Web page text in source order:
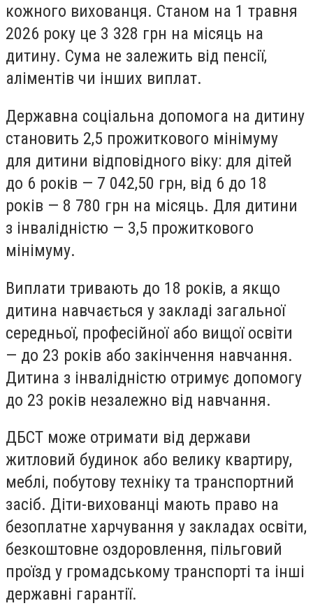
кожного вихованця. Станом на 1 травня
2026 року це 3 328 грн на місяць на
дитину. Сума не залежить від пенсії,
аліментів чи інших виплат.
Державна соціальна допомога на дитину
становить 2,5 прожиткового мінімуму
для дитини відповідного віку: для дітей
до 6 років — 7 042,50 грн, від 6 до 18
років — 8 780 грн на місяць. Для дитини
з інвалідністю — 3,5 прожиткового
мінімуму.
Виплати тривають до 18 років, а якщо
дитина навчається у закладі загальної
середньої, професійної або вищої освіти
— до 23 років або закінчення навчання.
Дитина з інвалідністю отримує допомогу
до 23 років незалежно від навчання.
ДБСТ може отримати від держави
житловий будинок або велику квартиру,
меблі, побутову техніку та транспортний
засіб. Діти-вихованці мають право на
безоплатне харчування у закладах освіти,
безкоштовне оздоровлення, пільговий
проїзд у громадському транспорті та інші
державні гарантії.